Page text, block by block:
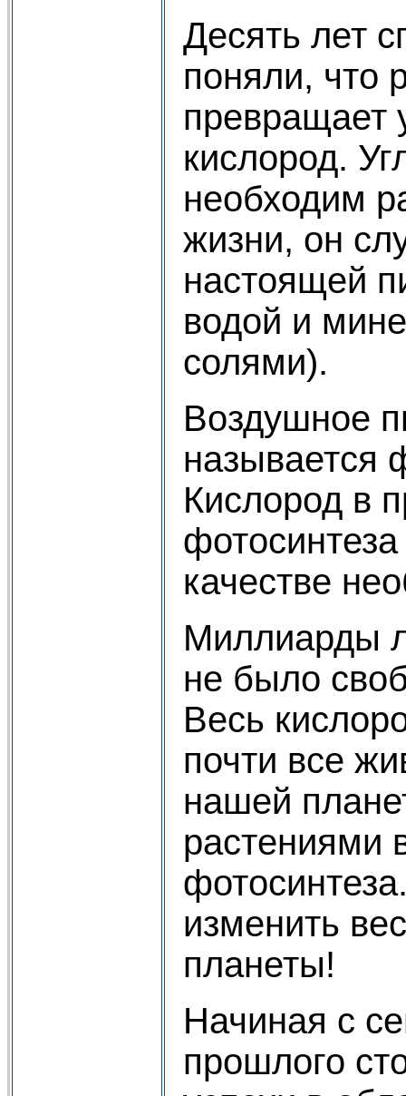
Десять лет
поняли, что
превращает
кислород.
необходим
жизни, он
настоящей
водой и
солями).
Воздушное
называется
Кислород в
качестве
Миллиарды
не было
Весь
почти все
нашей
растениями
изменить
планеты!
Начиная с
прошлого